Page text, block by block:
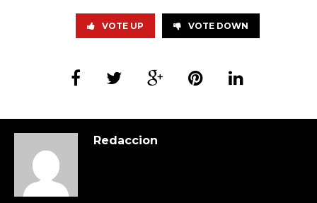
VOTE UP VOTE DOWN
Redaccion